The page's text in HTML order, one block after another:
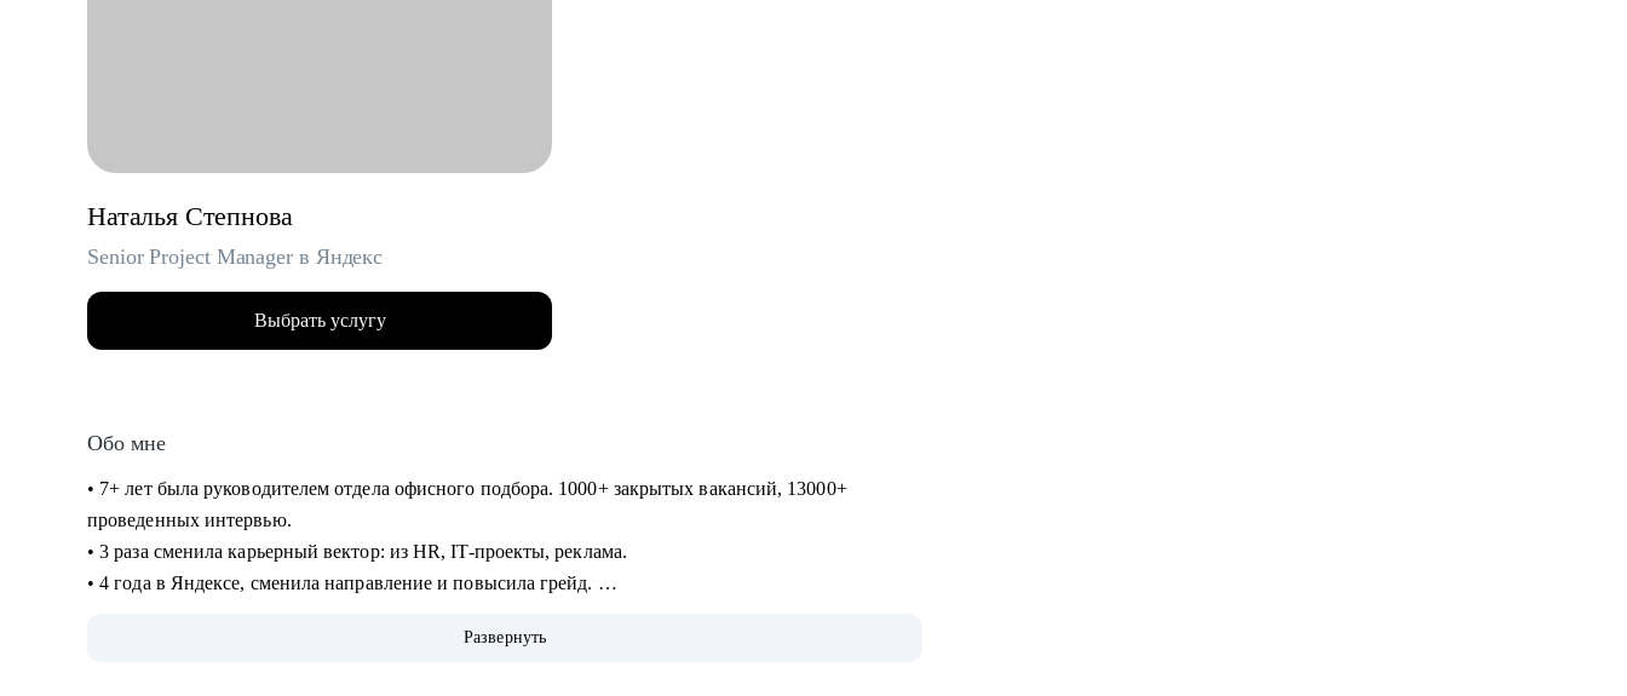
Наталья Степнова
Senior Project Manager в Яндекс
Выбрать услугу
Обо мне
• 7+ лет была руководителем отдела офисного подбора. 1000+ закрытых вакансий, 13000+
проведенных интервью.
• 3 раза сменила карьерный вектор: из HR, IT-проекты, реклама.
• 4 года в Яндексе, сменила направление и повысила грейд.
• Сейчас делаю проекты для Рекламной сети Яндекса (60 000+ пользователей), в том числе
Развернуть